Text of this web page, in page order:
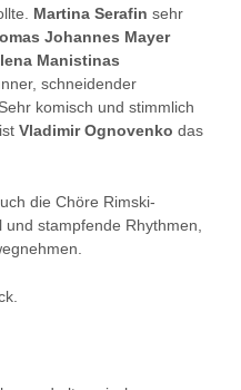
Martina Serafin sehr
Johannes Mayer
Manistinas
schneidender
komisch und stimmlich
Vladimir Ognovenko das
die Chöre Rimski-
stampfende Rhythmen,